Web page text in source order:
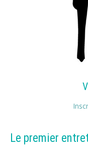
Le premier